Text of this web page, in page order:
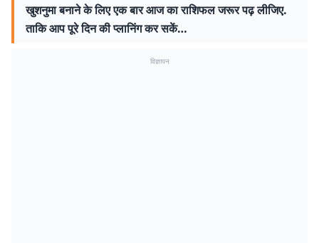
खुशनुमा बनाने के लिए एक बार आज का राशिफल जरूर पढ़ लीजिए.
ताकि आप पूरे दिन की प्लानिंग कर सकें…
विज्ञापन